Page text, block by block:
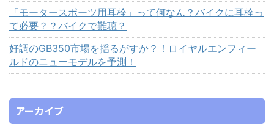
「モータースポーツ用耳栓」って何なん？バイクに耳栓っ
て必要？？バイクで難聴？
好調のGB350市場を揺るがすか？！ロイヤルエンフィー
ルドのニューモデルを予測！
アーカイブ